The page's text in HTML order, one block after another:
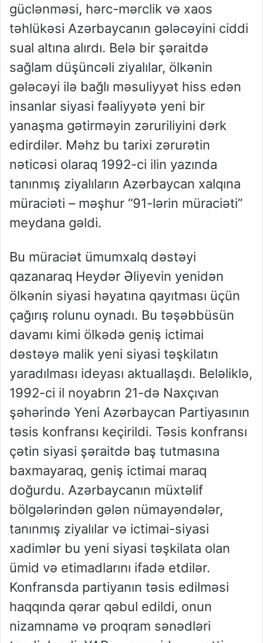
güclənməsi, hərc-mərclik və xaos
təhlükəsi Azərbaycanın gələcəyini ciddi
sual altına alırdı. Belə bir şəraitdə
sağlam düşüncəli ziyalılar, ölkənin
gələcəyi ilə bağlı məsuliyyət hiss edən
insanlar siyasi fəaliyyətə yeni bir
yanaşma gətirməyin zəruriliyini dərk
edirdilər. Məhz bu tarixi zərurətin
nəticəsi olaraq 1992-ci ilin yazında
tanınmış ziyalıların Azərbaycan xalqına
müraciəti – məşhur “91-lərin müraciəti”
meydana gəldi.
Bu müraciət ümumxalq dəstəyi
qazanaraq Heydər Əliyevin yenidən
ölkənin siyasi həyatına qayıtması üçün
çağırış rolunu oynadı. Bu təşəbbüsün
davamı kimi ölkədə geniş ictimai
dəstəyə malik yeni siyasi təşkilatın
yaradılması ideyası aktuallaşdı. Beləliklə,
1992-ci il noyabrın 21-də Naxçıvan
şəhərində Yeni Azərbaycan Partiyasının
təsis konfransı keçirildi. Təsis konfransı
çətin siyasi şəraitdə baş tutmasına
baxmayaraq, geniş ictimai maraq
doğurdu. Azərbaycanın müxtəlif
bölgələrindən gələn nümayəndələr,
tanınmış ziyalılar və ictimai-siyasi
xadimlər bu yeni siyasi təşkilata olan
ümid və etimadlarını ifadə etdilər.
Konfransda partiyanın təsis edilməsi
haqqında qərar qəbul edildi, onun
nizamnamə və proqram sənədləri